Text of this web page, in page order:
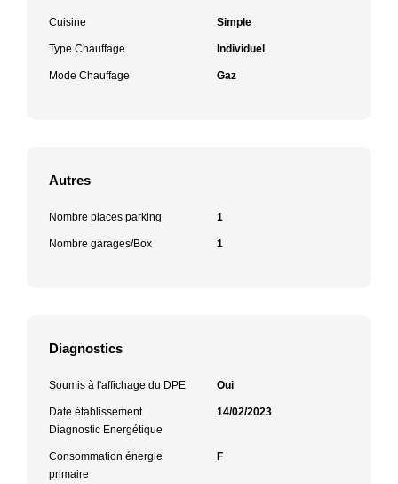
Cuisine Simple
Type Chauffage Individuel
Mode Chauffage Gaz
Autres
Nombre places parking 1
Nombre garages/Box 1
Diagnostics
Soumis à l'affichage du DPE Oui
Date établissement
Diagnostic Energétique
14/02/2023
Consommation énergie
primaire
F